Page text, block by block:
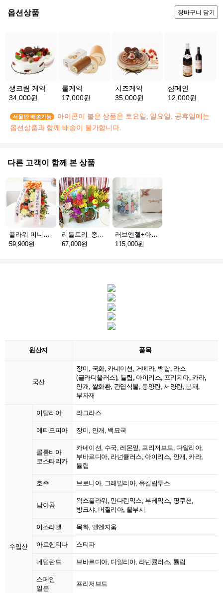
옵션상품 장바구니 담기
생크림 케익
34,000원
롤케익
17,000원
치즈케익
35,000원
샴페인
12,000원
서울만 배송가능
아이콘이 붙은 상품은 토요일, 일요일, 공휴일에는
옵션상품과 함께 배송이 불가합니다.
다른 고객이 함께 본 상품
59,900원
67,000원
러브엔젤+아가방딸랑이(서울)
115,000원
원산지 품목
국산
장미, 국화, 카네이션, 거베라, 백합, 라스
(글라디올러스), 튤립, 아이리스, 프리지아, 카라,
안개, 쌀화환, 관엽식물, 동양란, 서양란, 분재,
부자재
수입산
이탈리아 라그라스
에티오피아 장미, 안개, 백묘국
콜롬비아
코스타리카
카네이션, 수국, 레몬잎, 프리저브드, 다알리아,
부바르디아, 라넌큘러스, 아이리스, 안개, 카라,
튤립
호주 브로니아, 그레빌리아, 유킬립투스
남아공
왁스플라워, 만다린믹스, 부케믹스, 핑쿠션,
방크샤, 버질리아, 울부시
이스라엘 목화, 엘엔지움
아르헨티나 스티파
네덜란드 브바르디아, 다알리아, 라넌큘러스, 튤립
스페인
일본
프리저브드